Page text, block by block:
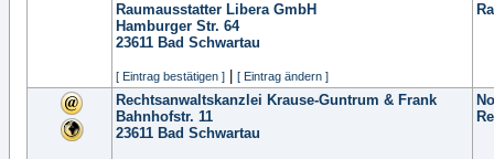
Raumausstatter Libera GmbH
Hamburger Str. 64
23611 Bad Schwartau
[ Eintrag bestätigen ] [ Eintrag ändern ]
Rechtsanwaltskanzlei Krause-Guntrum & Frank
Bahnhofstr. 11
23611 Bad Schwartau